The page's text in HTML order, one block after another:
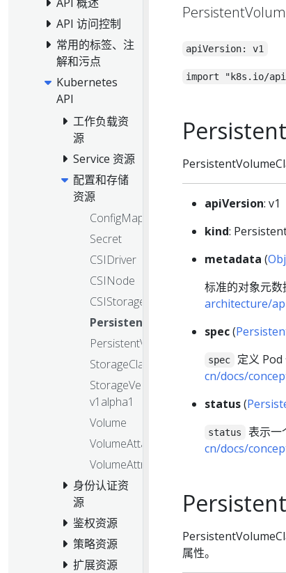
API 访问控制
常用的标签、注
解和污点
Kubernetes
API
工作负载资
源
Service 资源
配置和存储
资源
ConfigMap
Secret
CSIDriver
CSINode
CSIStorageCapacity
PersistentVolumeClaim
PersistentVolume
StorageClass
StorageVersionMigration
v1alpha1
Volume
VolumeAttachment
VolumeAttributesClass
身份认证资
源
鉴权资源
策略资源
扩展资源
apiVersion: v1
import "k8s.io/
apiVersion: v1
kind:
metadata (
标准的对象元数
architecture/
spec(
spec 定义 Pod
cn/docs/
status(
status 表示一
cn/docs/
属性。